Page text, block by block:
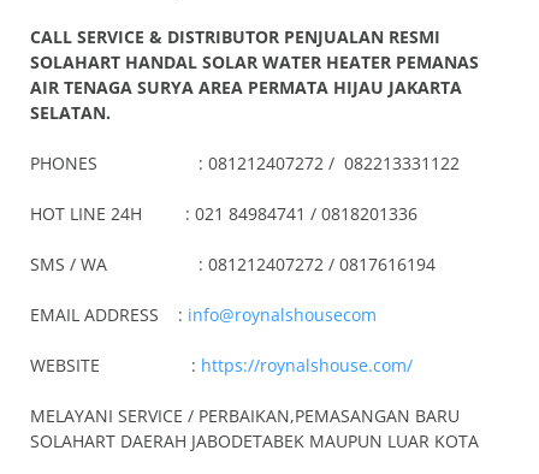
CALL SERVICE & DISTRIBUTOR PENJUALAN RESMI
SOLAHART HANDAL SOLAR WATER HEATER PEMANAS
AIR TENAGA SURYA AREA PERMATA HIJAU JAKARTA
SELATAN.
PHONES : 081212407272 / 082213331122
HOT LINE 24H : 021 84984741 / 0818201336
SMS / WA : 081212407272 / 0817616194
EMAIL ADDRESS : info@roynalshousecom
WEBSITE : https://roynalshouse.com/
MELAYANI SERVICE / PERBAIKAN,PEMASANGAN BARU
SOLAHART DAERAH JABODETABEK MAUPUN LUAR KOTA